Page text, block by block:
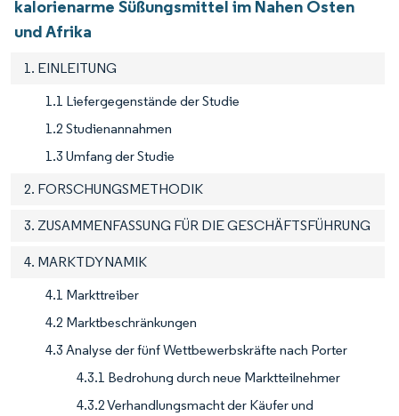
kalorienarme Süßungsmittel im Nahen Osten
und Afrika
1. EINLEITUNG
1.1 Liefergegenstände der Studie
1.2 Studienannahmen
1.3 Umfang der Studie
2. FORSCHUNGSMETHODIK
3. ZUSAMMENFASSUNG FÜR DIE GESCHÄFTSFÜHRUNG
4. MARKTDYNAMIK
4.1 Markttreiber
4.2 Marktbeschränkungen
4.3 Analyse der fünf Wettbewerbskräfte nach Porter
4.3.1 Bedrohung durch neue Marktteilnehmer
4.3.2 Verhandlungsmacht der Käufer und